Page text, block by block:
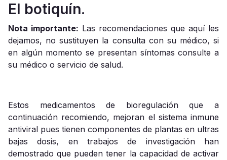
El botiquín.
Nota importante: Las recomendaciones que aquí les
dejamos, no sustituyen la consulta con su médico, si
en algún momento se presentan síntomas consulte a
su médico o servicio de salud.
Estos medicamentos de bioregulación que a
continuación recomiendo, mejoran el sistema inmune
antiviral pues tienen componentes de plantas en ultras
bajas dosis, en trabajos de investigación han
demostrado que pueden tener la capacidad de activar